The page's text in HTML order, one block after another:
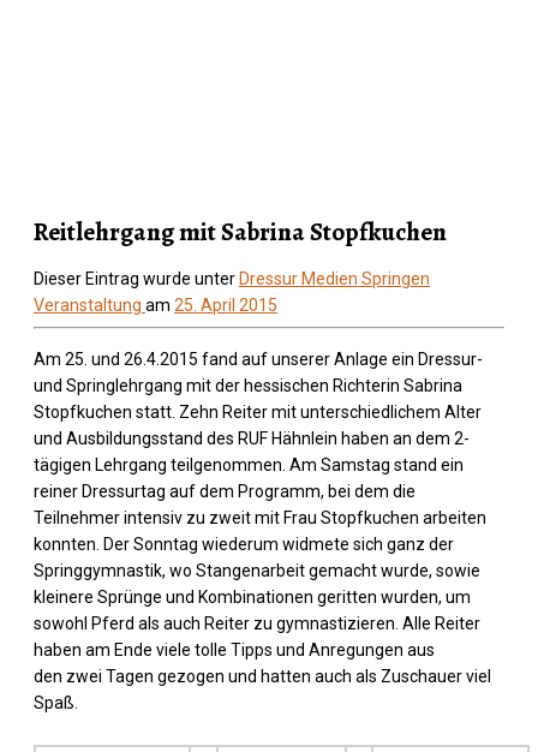
Reitlehrgang mit Sabrina Stopfkuchen
Dieser Eintrag wurde unter Dressur Medien Springen
Veranstaltung am 25. April 2015
Am 25. und 26.4.2015 fand auf unserer Anlage ein Dressur-
und Springlehrgang mit der hessischen Richterin Sabrina
Stopfkuchen statt. Zehn Reiter mit unterschiedlichem Alter
und Ausbildungsstand des RUF Hähnlein haben an dem 2-
tägigen Lehrgang teilgenommen. Am Samstag stand ein
reiner Dressurtag auf dem Programm, bei dem die
Teilnehmer intensiv zu zweit mit Frau Stopfkuchen arbeiten
konnten. Der Sonntag wiederum widmete sich ganz der
Springgymnastik, wo Stangenarbeit gemacht wurde, sowie
kleinere Sprünge und Kombinationen geritten wurden, um
sowohl Pferd als auch Reiter zu gymnastizieren. Alle Reiter
haben am Ende viele tolle Tipps und Anregungen aus
den zwei Tagen gezogen und hatten auch als Zuschauer viel
Spaß.